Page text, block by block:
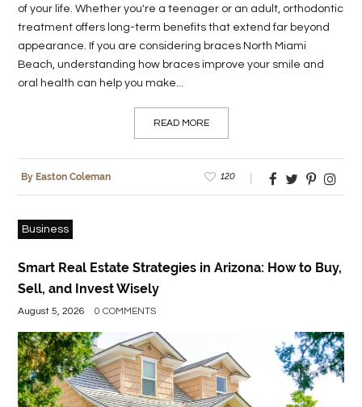
of your life. Whether you're a teenager or an adult, orthodontic
treatment offers long-term benefits that extend far beyond
appearance. If you are considering braces North Miami
Beach, understanding how braces improve your smile and
oral health can help you make...
READ MORE
By Easton Coleman 120
Business
Smart Real Estate Strategies in Arizona: How to Buy,
Sell, and Invest Wisely
August 5, 2026 0 COMMENTS